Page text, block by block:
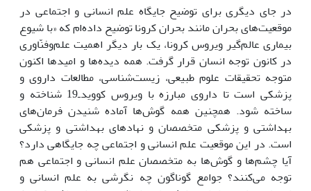
در جای دیگری برای توضیح جایگاه علم انسانی و اجتماعی در
موقعیت‌های بحران مانند بحران کرونا توضیح داده‌ام که «با شیوع
بیماری عالم‌گیر ویروس کرونا، یک بار دیگر اهمیت علم‌و‌فنّاوری
در کانون توجه انسان قرار گرفت. همه دیده‌ها و امیدها اکنون
متوجه تحقیقات علوم طبیعی، زیست‌شناسی، مطالعات داروی و
پزشکی است تا داروی مبارزه با ویروس کووید‌ـ‌19 شناخته و
ساخته شود. همچنین همه گوش‌ها آماده شنیدن فرمان‌های
بهداشتی و پزشکی متخصصان و نهادهای بهداشتی و پزشکی
است. در این موقعیت علم انسانی و اجتماعی چه جایگاهی دارد؟
آیا چشم‌ها و گوش‌ها به متخصصان علم انسانی و اجتماعی هم
توجه می‌کنند؟ جوامع گوناگون چه نگرشی به علم انسانی و